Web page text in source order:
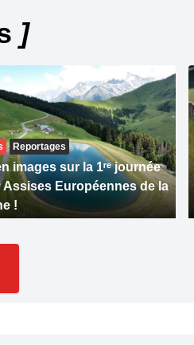
]
Reportages
images sur la 1ʳᵉ journée
Assises Européennes de la
!